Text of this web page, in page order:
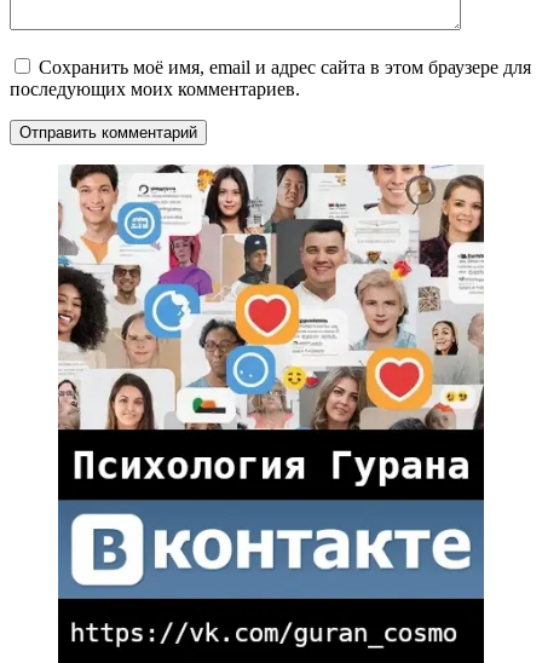
Сохранить моё имя, email и адрес сайта в этом браузере для
последующих моих комментариев.